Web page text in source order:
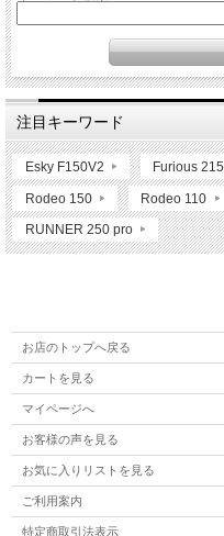
注目キーワード
Esky F150V2 Furious 215
Rodeo 150 Rodeo 110
RUNNER 250 pro
お店のトップへ戻る
カートを見る
マイページへ
お客様の声を見る
お気に入りリストを見る
ご利用案内
特定商取引法表示